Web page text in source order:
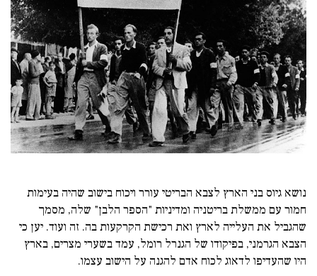
נושא גיוס בני הארץ לצבא הבריטי עורר ויכוח בישוב שהיה בעימות
חמור עם ממשלת בריטניה ומדיניות "הספר הלבן" שלה, מסמך
שהגביל את העלייה לארץ ואת רכישת הקרקעות בה. זה ועוד. יען כי
הצבא הגרמני, בפיקודו של הגנרל רומל, עמד בשערי מצרים, בארץ
היו שהעדיפו לדאוג לכוח אדם להגנה על הישוב עצמו.